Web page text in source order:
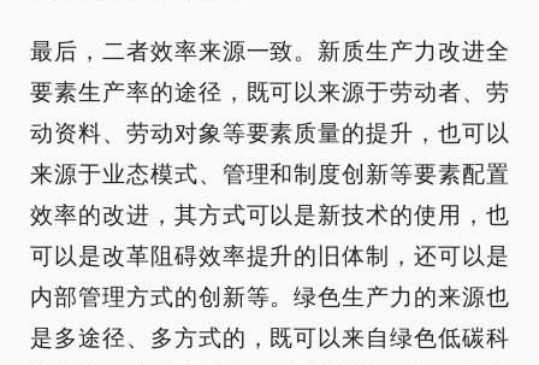
最后，二者效率来源一致。新质生产力改进全
要素生产率的途径，既可以来源于劳动者、劳
动资料、劳动对象等要素质量的提升，也可以
来源于业态模式、管理和制度创新等要素配置
效率的改进，其方式可以是新技术的使用，也
可以是改革阻碍效率提升的旧体制，还可以是
内部管理方式的创新等。绿色生产力的来源也
是多途径、多方式的，既可以来自绿色低碳科